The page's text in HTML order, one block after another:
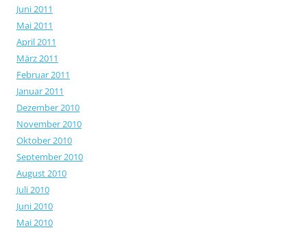
Juni 2011
Mai 2011
April 2011
März 2011
Februar 2011
Januar 2011
Dezember 2010
November 2010
Oktober 2010
September 2010
August 2010
Juli 2010
Juni 2010
Mai 2010